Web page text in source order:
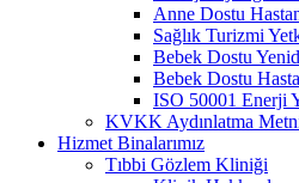
Anne Dostu
Sağlık Turizmi
Bebek Dostu
Bebek Dostu
ISO 50001 Enerji
KVKK Aydınlatma
Hizmet Binalarımız
Tıbbi Gözlem Kliniği